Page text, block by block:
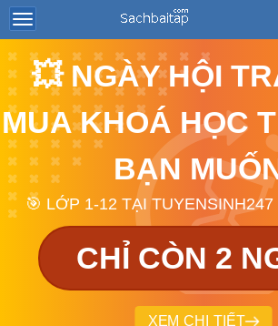
💥 NGÀY HỘI
MUA KHOÁ HỌC
BẠN
🎯 LỚP 1-12 TẠI
CHỈ CÒN 2
XEM CHI TIẾT